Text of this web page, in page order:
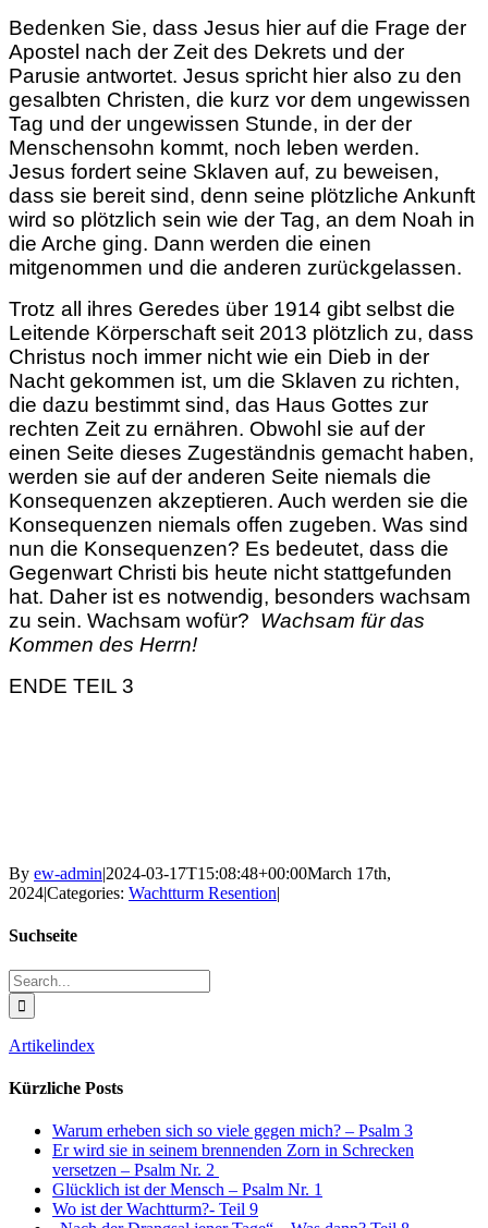
Bedenken Sie, dass Jesus hier auf die Frage der
Apostel nach der Zeit des Dekrets und der
Parusie antwortet. Jesus spricht hier also zu den
gesalbten Christen, die kurz vor dem ungewissen
Tag und der ungewissen Stunde, in der der
Menschensohn kommt, noch leben werden.
Jesus fordert seine Sklaven auf, zu beweisen,
dass sie bereit sind, denn seine plötzliche Ankunft
wird so plötzlich sein wie der Tag, an dem Noah in
die Arche ging. Dann werden die einen
mitgenommen und die anderen zurückgelassen.
Trotz all ihres Geredes über 1914 gibt selbst die
Leitende Körperschaft seit 2013 plötzlich zu, dass
Christus noch immer nicht wie ein Dieb in der
Nacht gekommen ist, um die Sklaven zu richten,
die dazu bestimmt sind, das Haus Gottes zur
rechten Zeit zu ernähren. Obwohl sie auf der
einen Seite dieses Zugeständnis gemacht haben,
werden sie auf der anderen Seite niemals die
Konsequenzen akzeptieren. Auch werden sie die
Konsequenzen niemals offen zugeben. Was sind
nun die Konsequenzen? Es bedeutet, dass die
Gegenwart Christi bis heute nicht stattgefunden
hat. Daher ist es notwendig, besonders wachsam
zu sein. Wachsam wofür? Wachsam für das
Kommen des Herrn!
ENDE TEIL 3
By ew-admin|2024-03-17T15:08:48+00:00March 17th,
2024|Categories: Wachtturm Resention|
Suchseite
Search
for:
Artikelindex
Kürzliche Posts
Warum erheben sich so viele gegen mich? – Psalm 3
Er wird sie in seinem brennenden Zorn in Schrecken
versetzen – Psalm Nr. 2
Glücklich ist der Mensch – Psalm Nr. 1
Wo ist der Wachtturm?- Teil 9